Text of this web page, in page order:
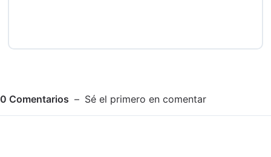
0 Comentarios Sé el primero en comentar